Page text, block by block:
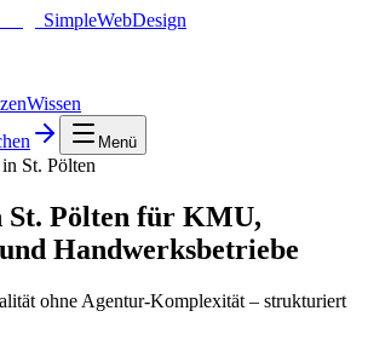
SimpleWebDesign
Wissen
Menü
St. Pölten
St. Pölten für KMU,
Handwerksbetriebe
ohne Agentur-Komplexität – strukturiert